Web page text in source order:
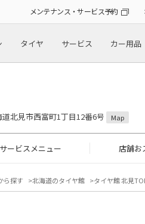
メンテナンス・サービス予約
タイヤ サービス カー用品
北見市西富町1丁目12番6号 Map
サービスメニュー 店舗お
ら探す 北海道のタイヤ館 タイヤ館 北見